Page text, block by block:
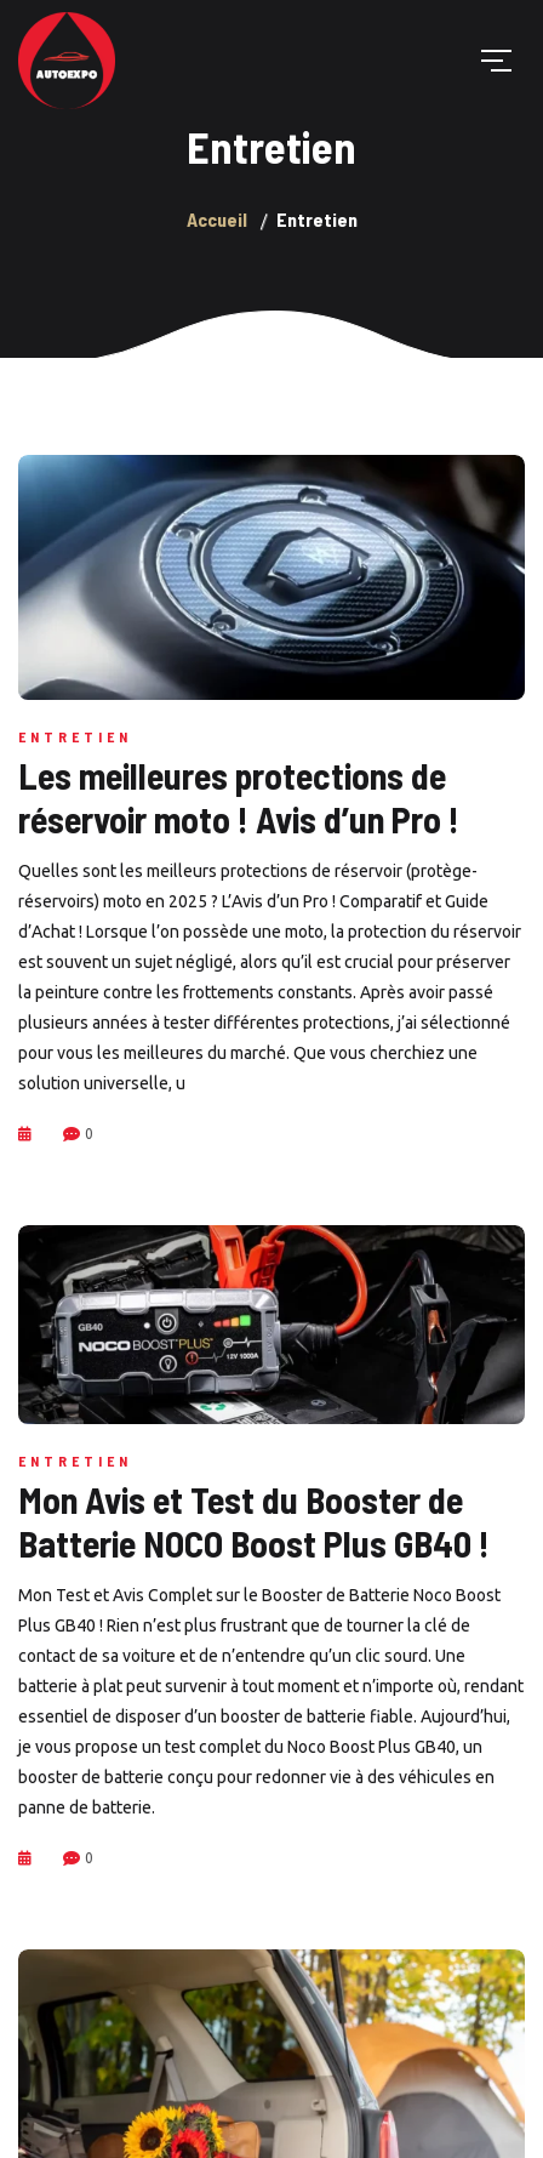
Entretien
Accueil Entretien
ENTRETIEN
Les meilleures protections de
réservoir moto ! Avis d’un Pro !
Quelles sont les meilleurs protections de réservoir (protège-
réservoirs) moto en 2025 ? L’Avis d’un Pro ! Comparatif et Guide
d’Achat ! Lorsque l’on possède une moto, la protection du réservoir
est souvent un sujet négligé, alors qu’il est crucial pour préserver
la peinture contre les frottements constants. Après avoir passé
plusieurs années à tester différentes protections, j’ai sélectionné
pour vous les meilleures du marché. Que vous cherchiez une
solution universelle, u
0
ENTRETIEN
Mon Avis et Test du Booster de
Batterie NOCO Boost Plus GB40 !
Mon Test et Avis Complet sur le Booster de Batterie Noco Boost
Plus GB40 ! Rien n’est plus frustrant que de tourner la clé de
contact de sa voiture et de n’entendre qu’un clic sourd. Une
batterie à plat peut survenir à tout moment et n’importe où, rendant
essentiel de disposer d’un booster de batterie fiable. Aujourd’hui,
je vous propose un test complet du Noco Boost Plus GB40, un
booster de batterie conçu pour redonner vie à des véhicules en
panne de batterie.
0